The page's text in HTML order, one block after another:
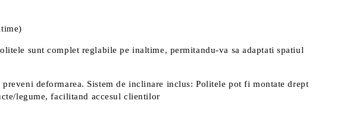
sunt complet reglabile pe inaltime, permitandu-va sa adaptati spatiul
deformarea. Sistem de inclinare inclus: Politele pot fi montate drept
legume, facilitand accesul clientilor